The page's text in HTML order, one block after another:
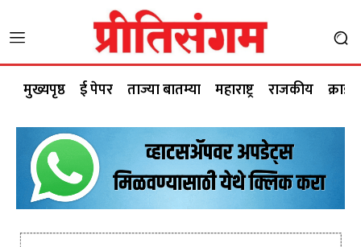
मुख्यपृष्ठ ई पेपर ताज्या बातम्या महाराष्ट्र राजकीय क्राईम